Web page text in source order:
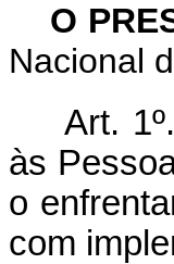
O
Nacional
Art.
às
o
com